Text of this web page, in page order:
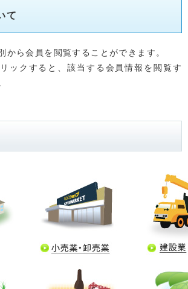
て
ら会員を閲覧することができます。
ックすると、該当する会員情報を閲覧す